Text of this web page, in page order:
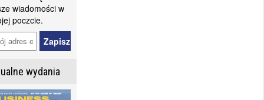
wiadomości w
poczcie.
wydania